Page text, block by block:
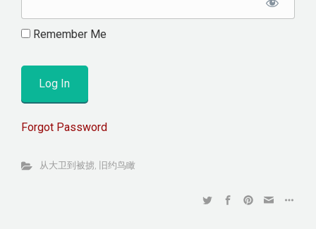
Remember Me
Forgot Password
从大卫到被掳, 旧约鸟瞰